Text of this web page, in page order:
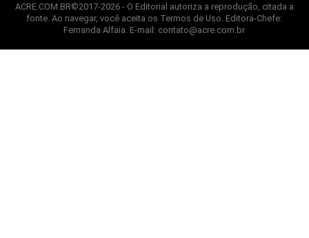
ACRE.COM.BR©2017-2026 - O Editorial autoriza a reprodução, citada a
fonte. Ao navegar, você aceita os Termos de Uso. Editora-Chefe:
Fernanda Alfaia. E-mail: contato@acre.com.br